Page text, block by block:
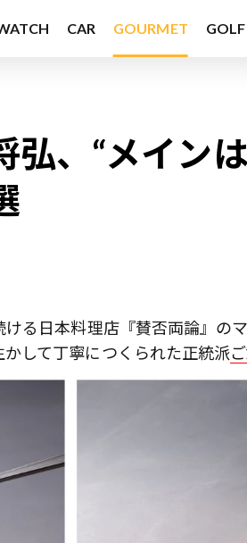
CAR GOURMET GOLF
弘、“メイン
る日本料理店『賛否両論』の
して丁寧につくられた正統派